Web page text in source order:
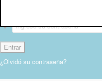
¿Olvidó su contraseña?